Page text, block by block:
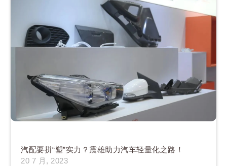
汽配要拼“塑”实力？震雄助力汽车轻量化之路！
20 7 月, 2023